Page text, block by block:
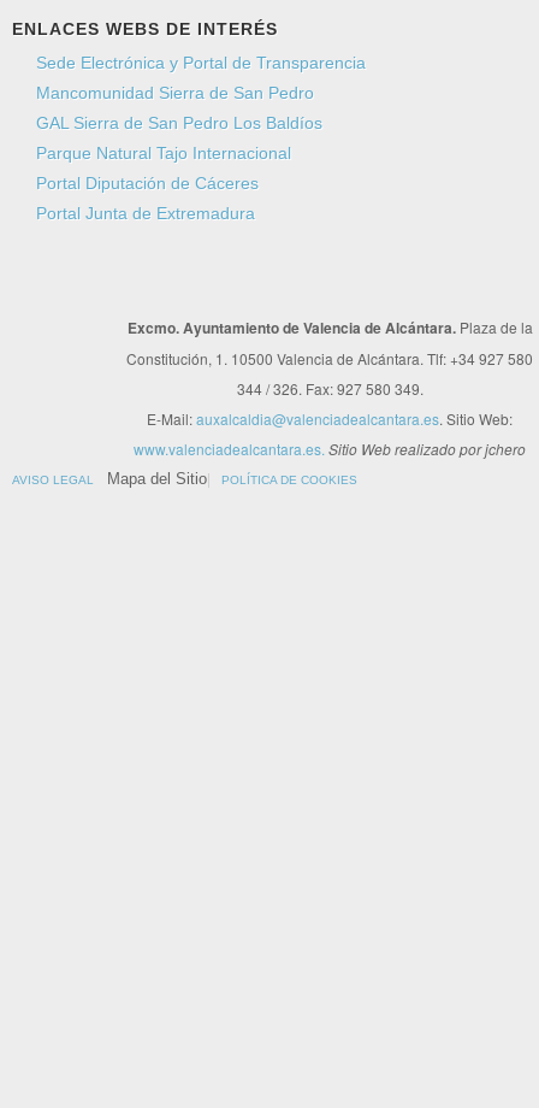
ENLACES WEBS DE INTERÉS
Sede Electrónica y Portal de Transparencia
Mancomunidad Sierra de San Pedro
GAL Sierra de San Pedro Los Baldíos
Parque Natural Tajo Internacional
Portal Diputación de Cáceres
Portal Junta de Extremadura
Excmo. Ayuntamiento de Valencia de Alcántara. Plaza de la
Constitución, 1. 10500 Valencia de Alcántara. Tlf: +34 927 580
344 / 326. Fax: 927 580 349.
E-Mail:auxalcaldia@valenciadealcantara.es. Sitio Web:
www.valenciadealcantara.es. Sitio Web realizado por jchero
AVISO LEGAL Mapa del Sitio POLÍTICA DE COOKIES